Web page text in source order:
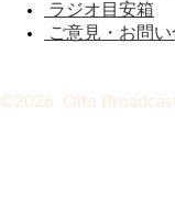
ラジオ目安箱
ご意見・お問
©2026 Oita